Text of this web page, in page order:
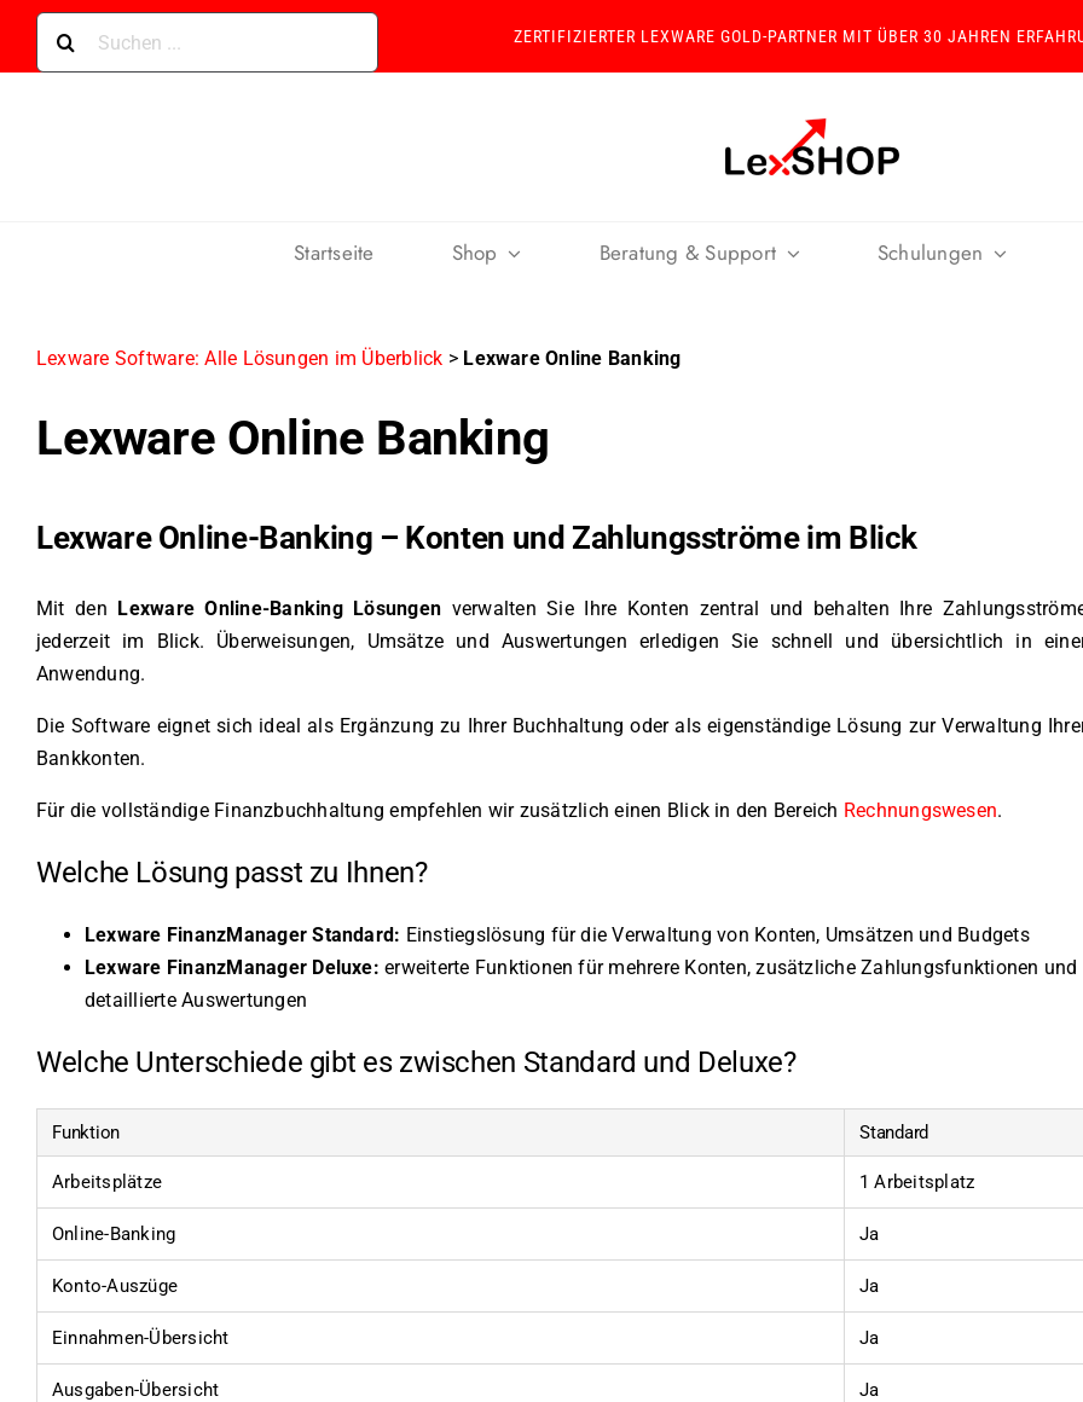
Skip
content
nach:
ZERTIFIZIERTER LEXWARE GOLD-PARTNER MIT ÜBER 30 JAHREN
Startseite Shop Beratung & Support Schulungen
Lexware Software: Alle Lösungen im Überblick > Lexware Online Banking
Lexware Online Banking
Lexware Online-Banking – Konten und Zahlungsströme im Blick
Mit den Lexware Online-Banking Lösungen verwalten Sie Ihre Konten zentral und behalten Ihre
jederzeit im Blick. Überweisungen, Umsätze und Auswertungen erledigen Sie schnell und übersichtlich in
Anwendung.
Die Software eignet sich ideal als Ergänzung zu Ihrer Buchhaltung oder als eigenständige Lösung zur Verwaltung
Bankkonten.
Für die vollständige Finanzbuchhaltung empfehlen wir zusätzlich einen Blick in den Bereich Rechnungswesen.
Welche Lösung passt zu Ihnen?
Lexware FinanzManager Standard: Einstiegslösung für die Verwaltung von Konten, Umsätzen und Budgets
Lexware FinanzManager Deluxe: erweiterte Funktionen für mehrere Konten, zusätzliche Zahlungsfunktionen und
detaillierte Auswertungen
Welche Unterschiede gibt es zwischen Standard und Deluxe?
Funktion Standard
Arbeitsplätze 1 Arbeitsplatz
Online-Banking Ja
Konto-Auszüge Ja
Einnahmen-Übersicht Ja
Ausgaben-Übersicht Ja